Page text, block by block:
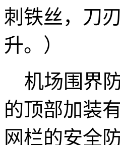
刺铁丝，刀
升。）
机场围界
的顶部加装
网栏的安全